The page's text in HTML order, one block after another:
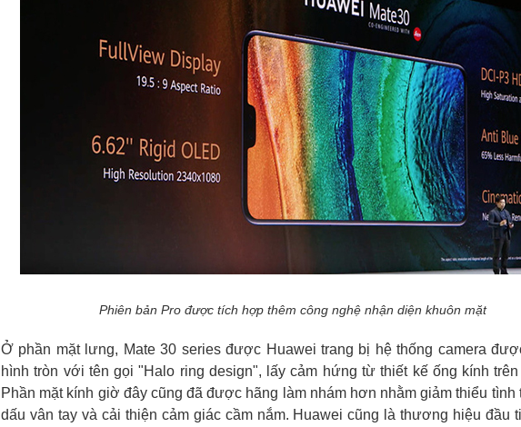
Phiên bản Pro được tích hợp thêm công nghệ nhận diện khuôn mặt
Ở phần mặt lưng, Mate 30 series được Huawei trang bị hệ thống camera
hình tròn với tên gọi "Halo ring design", lấy cảm hứng từ thiết kế ống kính trên
Phần mặt kính giờ đây cũng đã được hãng làm nhám hơn nhằm giảm thiểu tình
dấu vân tay và cải thiện cảm giác cầm nắm. Huawei cũng là thương hiệu đầu